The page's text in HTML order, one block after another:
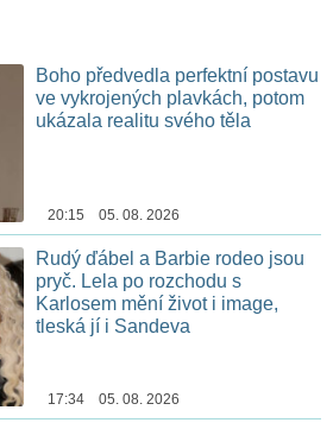
Boho předvedla perfektní postavu
ve vykrojených plavkách, potom
ukázala realitu svého těla
20:15 05. 08. 2026
Rudý ďábel a Barbie rodeo jsou
pryč. Lela po rozchodu s
Karlosem mění život i image,
tleská jí i Sandeva
17:34 05. 08. 2026